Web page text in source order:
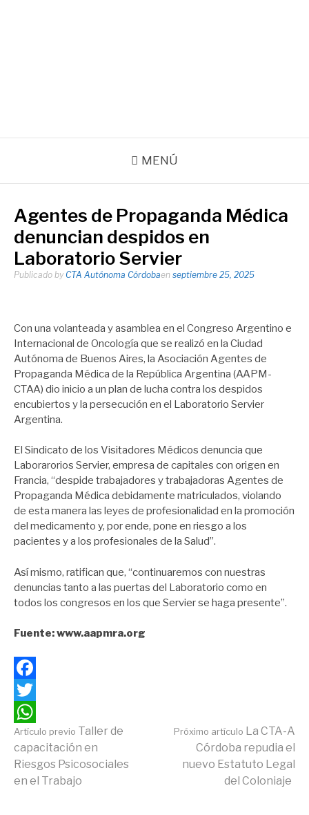
MENÚ
Agentes de Propaganda Médica
denuncian despidos en
Laboratorio Servier
Publicado by CTA Autónoma Córdobaen septiembre 25, 2025
Con una volanteada y asamblea en el Congreso Argentino e
Internacional de Oncología que se realizó en la Ciudad
Autónoma de Buenos Aires, la Asociación Agentes de
Propaganda Médica de la República Argentina (AAPM-
CTAA) dio inicio a un plan de lucha contra los despidos
encubiertos y la persecución en el Laboratorio Servier
Argentina.
El Sindicato de los Visitadores Médicos denuncia que
Laborarorios Servier, empresa de capitales con origen en
Francia, “despide trabajadores y trabajadoras Agentes de
Propaganda Médica debidamente matriculados, violando
de esta manera las leyes de profesionalidad en la promoción
del medicamento y, por ende, pone en riesgo a los
pacientes y a los profesionales de la Salud”.
Así mismo, ratifican que, “continuaremos con nuestras
denuncias tanto a las puertas del Laboratorio como en
todos los congresos en los que Servier se haga presente”.
Fuente: www.aapmra.org
Facebook
Twitter
WhatsApp
Continuar
leyendo
Artículo previo Taller de
capacitación en
Riesgos Psicosociales
en el Trabajo
Próximo artículo La CTA-A
Córdoba repudia el
nuevo Estatuto Legal
del Coloniaje